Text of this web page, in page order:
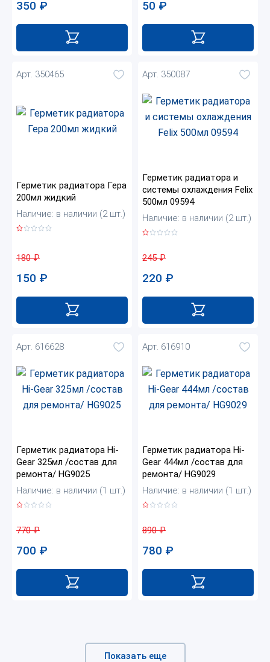
350 ₽ 50 ₽
Арт. 350465
Герметик радиатора Гера
200мл жидкий
Наличие: в наличии (2 шт.)
180₽
150 ₽
Арт. 350087
Герметик радиатора и
системы охлаждения Felix
500мл 09594
Наличие: в наличии (2 шт.)
245₽
220 ₽
Арт. 616628
Герметик радиатора Нi-
Gear 325мл /состав для
ремонта/ HG9025
Наличие: в наличии (1 шт.)
770₽
700 ₽
Арт. 616910
Герметик радиатора Нi-
Gear 444мл /состав для
ремонта/ HG9029
Наличие: в наличии (1 шт.)
890₽
780 ₽
Показать еще